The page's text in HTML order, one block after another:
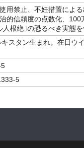
用禁止、不妊措置によ
的信頼度の点数化、
人根絶｣の恐るべき実態
スタン生まれ。在日ウ
5